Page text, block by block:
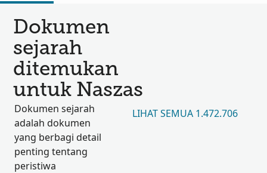
Dokumen
sejarah
ditemukan
untuk Naszas
Dokumen sejarah
adalah dokumen
yang berbagi detail
penting tentang
peristiwa
LIHAT SEMUA 1.472.706